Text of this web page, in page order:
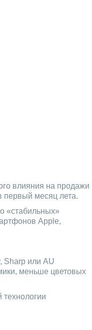
влияния на продажи
первый месяц лета.
«стабильных»
Apple,
Sharp или AU
меньше цветовых